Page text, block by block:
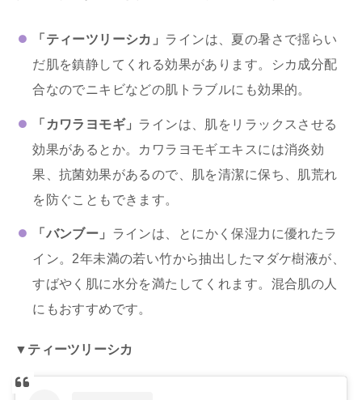
「ティーツリーシカ」 ラインは、夏の暑さで揺らい
だ肌を鎮静してくれる効果があります。シカ成分配
合なのでニキビなどの肌トラブルにも効果的。
「カワラヨモギ」 ラインは、肌をリラックスさせる
効果があるとか。カワラヨモギエキスには消炎効
果、抗菌効果があるので、肌を清潔に保ち、肌荒れ
を防ぐこともできます。
「バンブー」 ラインは、とにかく保湿力に優れたラ
イン。2年未満の若い竹から抽出したマダケ樹液が、
すばやく肌に水分を満たしてくれます。混合肌の人
にもおすすめです。
▼ティーツリーシカ